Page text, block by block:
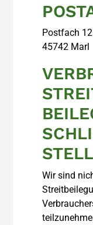
Postfach
45742 Marl
Wir sind